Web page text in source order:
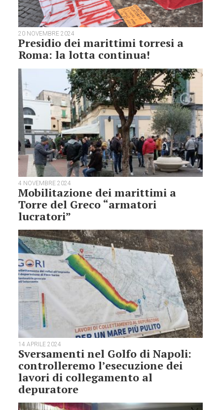
20 NOVEMBRE 2024
Presidio dei marittimi torresi a
Roma: la lotta continua!
4 NOVEMBRE 2024
Mobilitazione dei marittimi a
Torre del Greco “armatori
lucratori”
14 APRILE 2024
Sversamenti nel Golfo di Napoli:
controlleremo l’esecuzione dei
lavori di collegamento al
depuratore